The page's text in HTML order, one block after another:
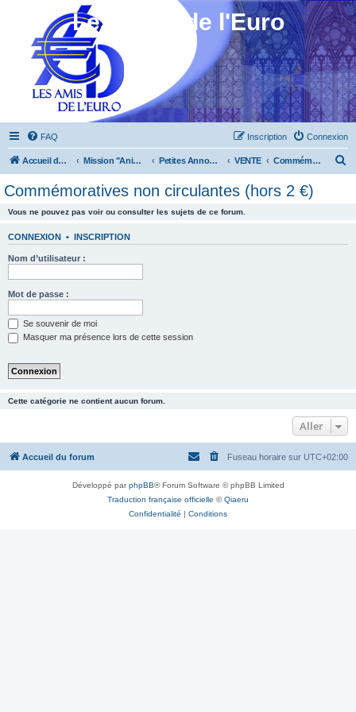
Les Amis de l'Euro
FAQ Connexion
Inscription
Accueil du forum Mission "Animation" Petites Annonces VENTE Commémoratives non circulantes (hors 2 €)
Commémoratives non circulantes (hors 2 €)
Vous ne pouvez pas voir ou consulter les sujets de ce forum.
CONNEXION • INSCRIPTION
Nom d’utilisateur :
Mot de passe :
Se souvenir de moi
Masquer ma présence lors de cette session
Cette catégorie ne contient aucun forum.
Aller
Accueil du forum Fuseau horaire sur UTC+02:00
Développé parphpBB® Forum Software © phpBB Limited
Traduction française officielle ©Qiaeru
Confidentialité | Conditions